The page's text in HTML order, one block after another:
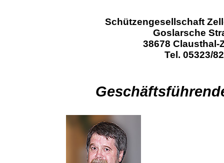
Schützengesellschaft
Goslarsche
38678 Clausthal-
Tel. 05323/